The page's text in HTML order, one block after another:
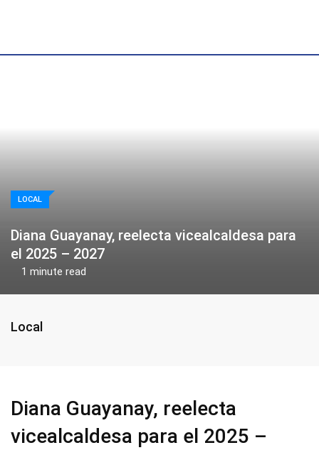
LOCAL
Diana Guayanay, reelecta vicealcaldesa para
el 2025 – 2027
1 minute read
Local
Diana Guayanay, reelecta
vicealcaldesa para el 2025 –